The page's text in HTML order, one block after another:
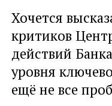
Хочется
критиков
действий
уровня
ещё не все